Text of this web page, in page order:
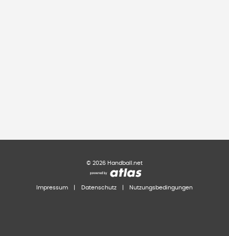
© 2026 Handball.net
Impressum Datenschutz Nutzungsbedingungen